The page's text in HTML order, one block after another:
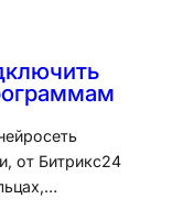
от Битрикс24